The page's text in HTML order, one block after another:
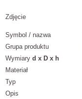
Zdjęcie
Symbol / nazwa
Grupa produktu
Wymiary d x D x h
Materiał
Typ
Opis